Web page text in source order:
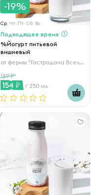
-19%
Ср Чт Пт Сб Вс
Подходящее время
%Йогурт питьевой
вишневый
от фермы "Гастродача Вселуг"
189
154 / 250 мл